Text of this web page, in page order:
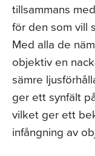
tillsammans
för den som vill
Med alla de
objektiv en
sämre
ger ett synfält
vilket ger ett
infångning av